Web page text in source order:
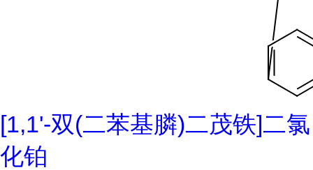
[1,1'-双(二苯基膦)二茂铁]二氯
化铂